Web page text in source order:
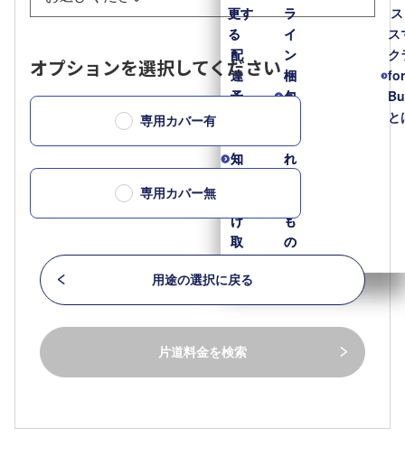
更す
る
配
達
予
知
け
取
ラ
イ
ン
梱
包
れ
も
の
更す
る
配
達
予
知
け
取
ラ
イ
ン
梱
包
れ
も
の
ス
ス
ク
for
と
オプションを選択してください
専用カバー有
専用カバー無
用途の選択に戻る
片道料金を検索